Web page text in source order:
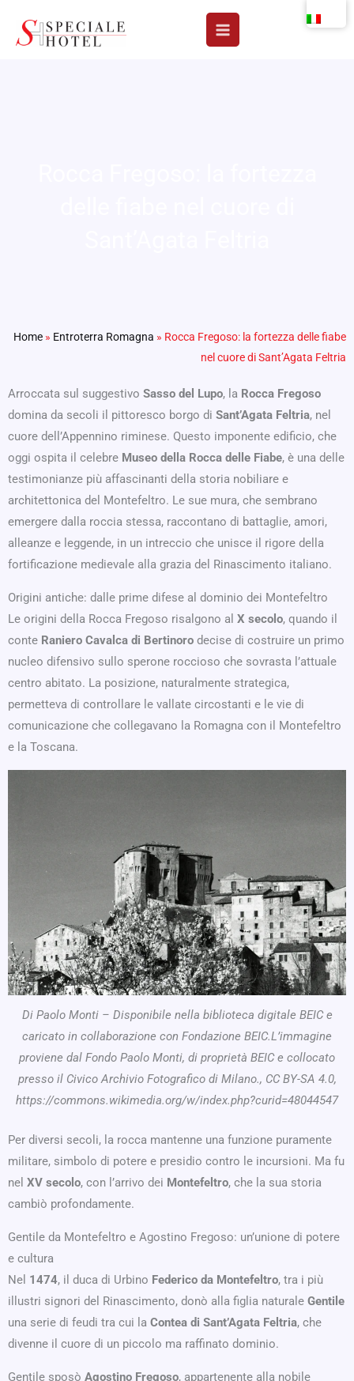
Home » Entroterra Romagna » Rocca Fregoso: la fortezza delle fiabe
nel cuore di Sant’Agata Feltria
Arroccata sul suggestivo Sasso del Lupo, la Rocca Fregoso
domina da secoli il pittoresco borgo di Sant’Agata Feltria, nel
cuore dell’Appennino riminese. Questo imponente edificio, che
oggi ospita il celebre Museo della Rocca delle Fiabe, è una delle
testimonianze più affascinanti della storia nobiliare e
architettonica del Montefeltro. Le sue mura, che sembrano
emergere dalla roccia stessa, raccontano di battaglie, amori,
alleanze e leggende, in un intreccio che unisce il rigore della
fortificazione medievale alla grazia del Rinascimento italiano.
Origini antiche: dalle prime difese al dominio dei Montefeltro
Le origini della Rocca Fregoso risalgono al X secolo, quando il
conte Raniero Cavalca di Bertinoro decise di costruire un primo
nucleo difensivo sullo sperone roccioso che sovrasta l’attuale
centro abitato. La posizione, naturalmente strategica,
permetteva di controllare le vallate circostanti e le vie di
comunicazione che collegavano la Romagna con il Montefeltro
e la Toscana.
Di Paolo Monti – Disponibile nella biblioteca digitale BEIC e
caricato in collaborazione con Fondazione BEIC.L’immagine
proviene dal Fondo Paolo Monti, di proprietà BEIC e collocato
presso il Civico Archivio Fotografico di Milano., CC BY-SA 4.0,
https://commons.wikimedia.org/w/index.php?curid=48044547
Per diversi secoli, la rocca mantenne una funzione puramente
militare, simbolo di potere e presidio contro le incursioni. Ma fu
nel XV secolo, con l’arrivo dei Montefeltro, che la sua storia
cambiò profondamente.
Gentile da Montefeltro e Agostino Fregoso: un’unione di potere
e cultura
Nel 1474, il duca di Urbino Federico da Montefeltro, tra i più
illustri signori del Rinascimento, donò alla figlia naturale Gentile
una serie di feudi tra cui la Contea di Sant’Agata Feltria, che
divenne il cuore di un piccolo ma raffinato dominio.
Gentile sposò Agostino Fregoso, appartenente alla nobile